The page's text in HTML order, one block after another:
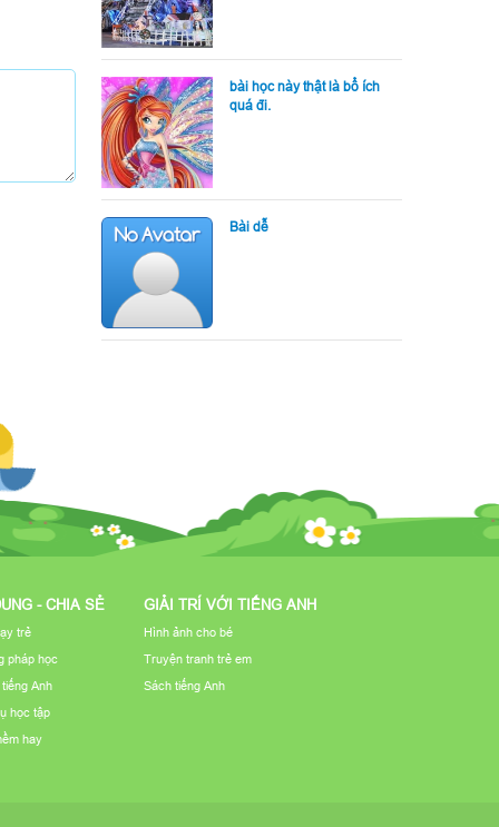
bài học này thật là bổ ích
quá đi.
Bài dễ
- CHIA SẺ
trẻ
pháp học
Anh
học tập
hay
GIẢI TRÍ VỚI TIẾNG ANH
Hình ảnh cho bé
Truyện tranh trẻ em
Sách tiếng Anh